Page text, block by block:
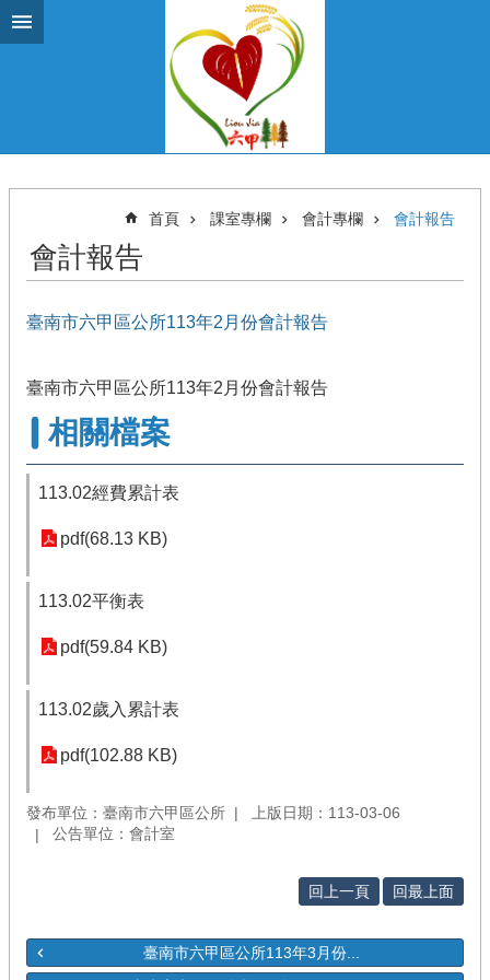
跳到主要內容區塊
首頁 課室專欄 會計專欄 會計報告
會計報告
臺南市六甲區公所113年2月份會計報告
臺南市六甲區公所113年2月份會計報告
相關檔案
113.02經費累計表
pdf(68.13 KB)
113.02平衡表
pdf(59.84 KB)
113.02歲入累計表
pdf(102.88 KB)
發布單位：臺南市六甲區公所
上版日期：113-03-06
公告單位：會計室
回上一頁 回最上面
臺南市六甲區公所113年3月份...